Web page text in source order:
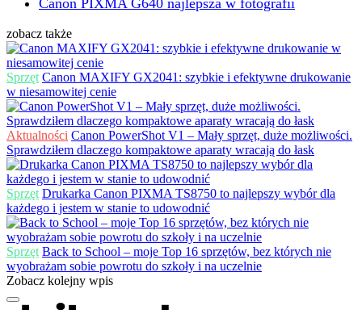
Canon PIXMA G640 najlepsza w fotografii
zobacz także
Sprzęt Canon MAXIFY GX2041: szybkie i efektywne drukowanie
w niesamowitej cenie
Aktualności Canon PowerShot V1 – Mały sprzęt, duże możliwości.
Sprawdziłem dlaczego kompaktowe aparaty wracają do łask
Sprzęt Drukarka Canon PIXMA TS8750 to najlepszy wybór dla
każdego i jestem w stanie to udowodnić
Sprzęt Back to School – moje Top 16 sprzętów, bez których nie
wyobrażam sobie powrotu do szkoły i na uczelnie
Zobacz kolejny wpis